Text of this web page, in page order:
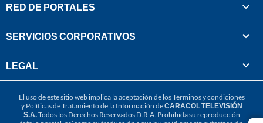
RED DE PORTALES
SERVICIOS CORPORATIVOS
LEGAL
El uso de este sitio web implica la aceptación de losTérminos y condiciones
y Políticas de Tratamiento de la Información deCARACOL TELEVISIÓN
S.A.Todos los Derechos Reservados D.R.A. Prohibida su reproducción